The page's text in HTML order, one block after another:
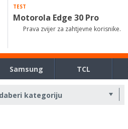
TEST
Motorola Edge 30 Pro
Prava zvijer za zahtjevne korisnike.
Samsung TCL